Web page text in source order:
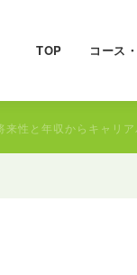
TOP コース
性と年収からキャリ